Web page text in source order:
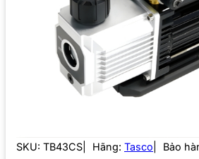
SKU: TB43CS Hãng: Tasco Bảo